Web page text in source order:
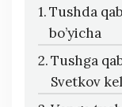
Tushda
bo’yicha
Tushga
Svetkov